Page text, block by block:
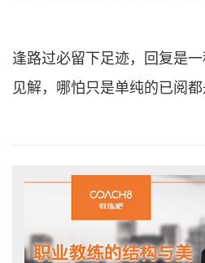
逢路过必留下足迹，回复是
见解，哪怕只是单纯的已阅